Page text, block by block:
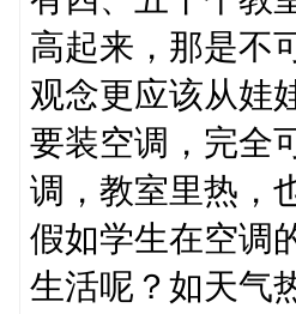
高起来，那是不
观念更应该从娃
要装空调，完全
调，教室里热，
假如学生在空调
生活呢？如天气